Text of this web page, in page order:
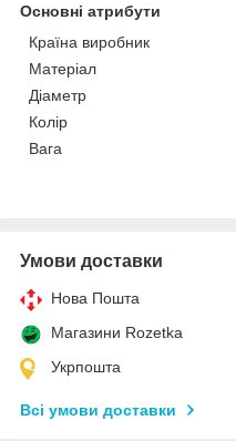
Основні атрибути
Країна виробник
Матеріал
Діаметр
Колір
Вага
Умови доставки
Нова Пошта
Магазини Rozetka
Укрпошта
Всі умови доставки